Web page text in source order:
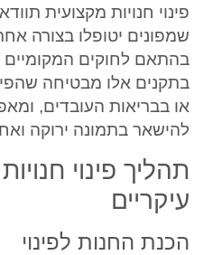
פינוי חנויות מקצועית
שמפונים יטופלו בצורה
בהתאם לחוקים המקומיים
בתקנים אלו מבטיחה
או בבריאות העובדים,
להישאר בתמונה ירוקה
תהליך פינוי
עיקריים
הכנת החנות לפינוי